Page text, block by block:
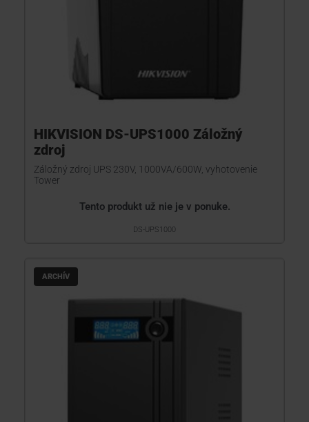
HIKVISION DS-UPS1000 Záložný
zdroj
Záložný zdroj UPS 230V, 1000VA/600W, vyhotovenie
Tower
Tento produkt už nie je v ponuke.
DS-UPS1000
ARCHÍV